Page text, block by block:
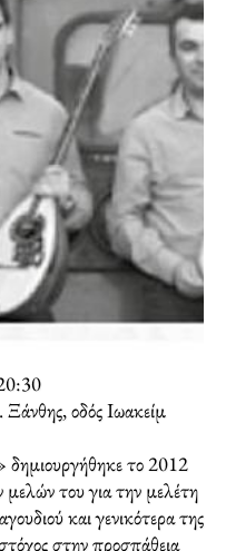
οδός Ιωακείμ
το 2012
του για την μελέτη
και γενικότερα της
στην προσπάθεια